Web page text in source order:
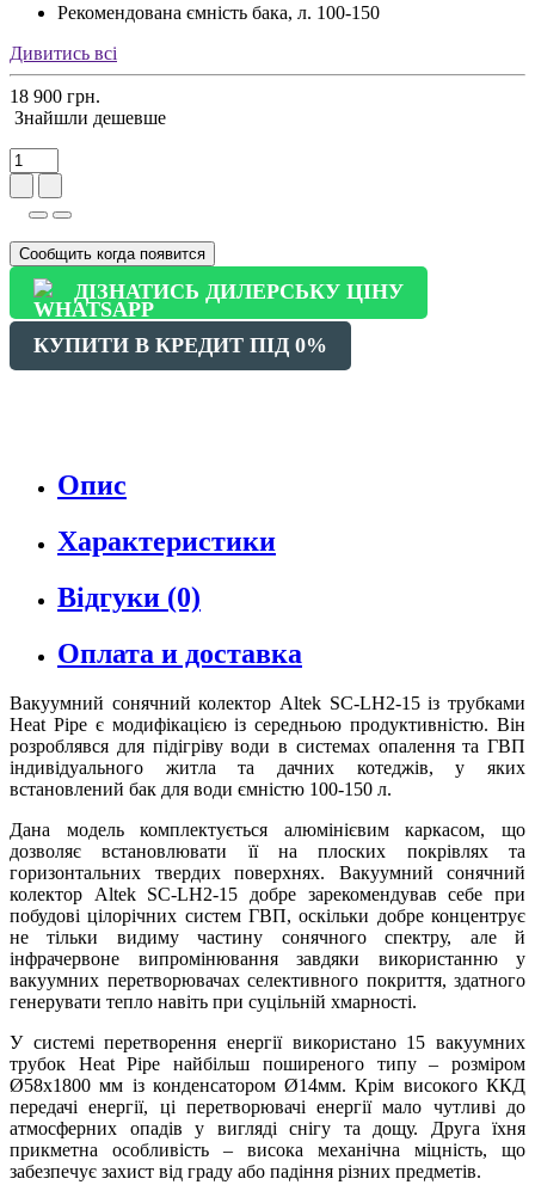
Рекомендована ємність бака, л. 100-150
Дивитись всі
18 900 грн.
Знайшли дешевше
Сообщить когда появится
ДІЗНАТИСЬ ДИЛЕРСЬКУ ЦІНУ
КУПИТИ В КРЕДИТ ПІД 0%
Опис
Характеристики
Відгуки (0)
Оплата и доставка
Вакуумний сонячний колектор Altek SC-LH2-15 із трубками
Heat Pipe є модифікацією із середньою продуктивністю. Він
розроблявся для підігріву води в системах опалення та ГВП
індивідуального житла та дачних котеджів, у яких
встановлений бак для води ємністю 100-150 л.
Дана модель комплектується алюмінієвим каркасом, що
дозволяє встановлювати її на плоских покрівлях та
горизонтальних твердих поверхнях. Вакуумний сонячний
колектор Altek SC-LH2-15 добре зарекомендував себе при
побудові цілорічних систем ГВП, оскільки добре концентрує
не тільки видиму частину сонячного спектру, але й
інфрачервоне випромінювання завдяки використанню у
вакуумних перетворювачах селективного покриття, здатного
генерувати тепло навіть при суцільній хмарності.
У системі перетворення енергії використано 15 вакуумних
трубок Heat Pipe найбільш поширеного типу – розміром
Ø58х1800 мм із конденсатором Ø14мм. Крім високого ККД
передачі енергії, ці перетворювачі енергії мало чутливі до
атмосферних опадів у вигляді снігу та дощу. Друга їхня
прикметна особливість – висока механічна міцність, що
забезпечує захист від граду або падіння різних предметів.